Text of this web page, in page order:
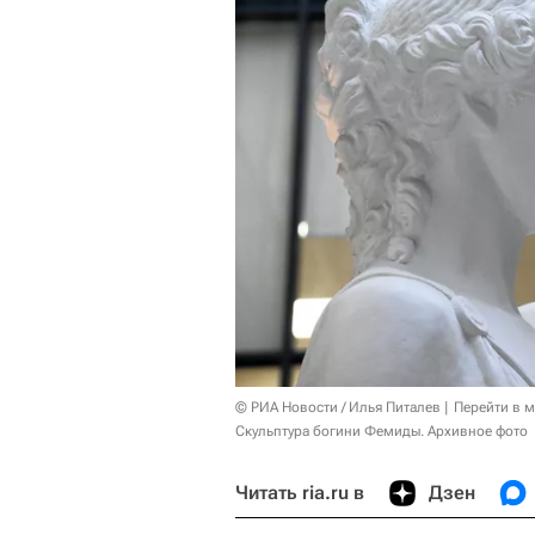
© РИА Новости / Илья Питалев
Перейти в
Скульптура богини Фемиды. Архивное фото
Читать ria.ru в Дзен